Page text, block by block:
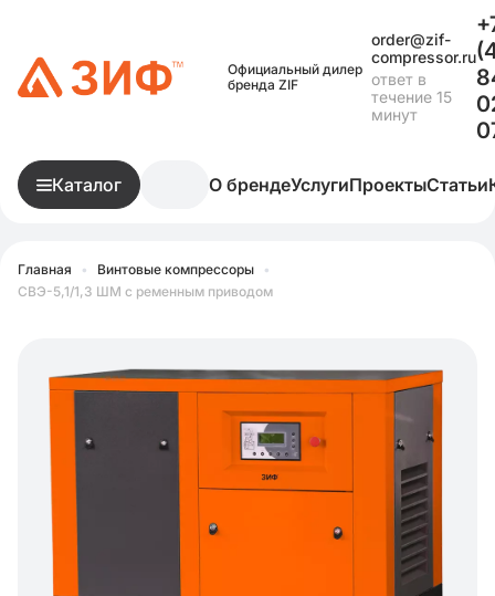
Официальный дилер
бренда ZIF
order@zif-
compressor.ru
ответ в
течение 15
минут
Каталог О брендеУслугиПроектыСтатьи
Главная • Винтовые компрессоры
•
СВЭ-5,1/1,3 ШМ с ременным приводом